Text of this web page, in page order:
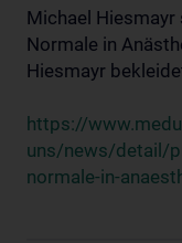
Michael Hiesmayr
Normale in
Hiesmayr
https://
uns/news/detail/
normale-in-